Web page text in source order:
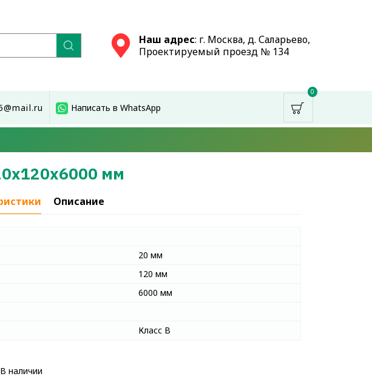
Наш адрес: г. Москва, д. Саларьево,
Проектируемый проезд № 134
Написать в WhatsApp
0
мм
Описание
20 мм
120 мм
6000 мм
Класс В
В наличии